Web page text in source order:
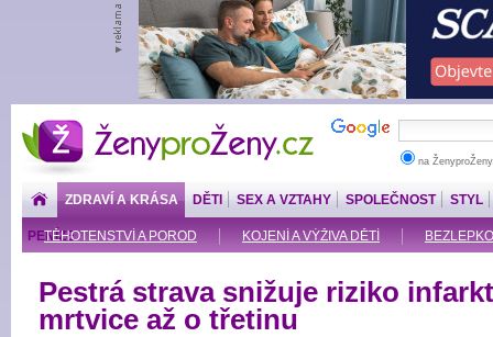
ŽenyproŽeny.cz
na
ZDRAVÍ A KRÁSA
TĚHOTENSTVÍ A POROD KOJENÍ A VÝŽIVA DĚTÍ
DĚTI SEX A VZTAHY SPOLEČNOST STYL
PENÍZE
Pestrá strava snižuje riziko
mrtvice až o třetinu